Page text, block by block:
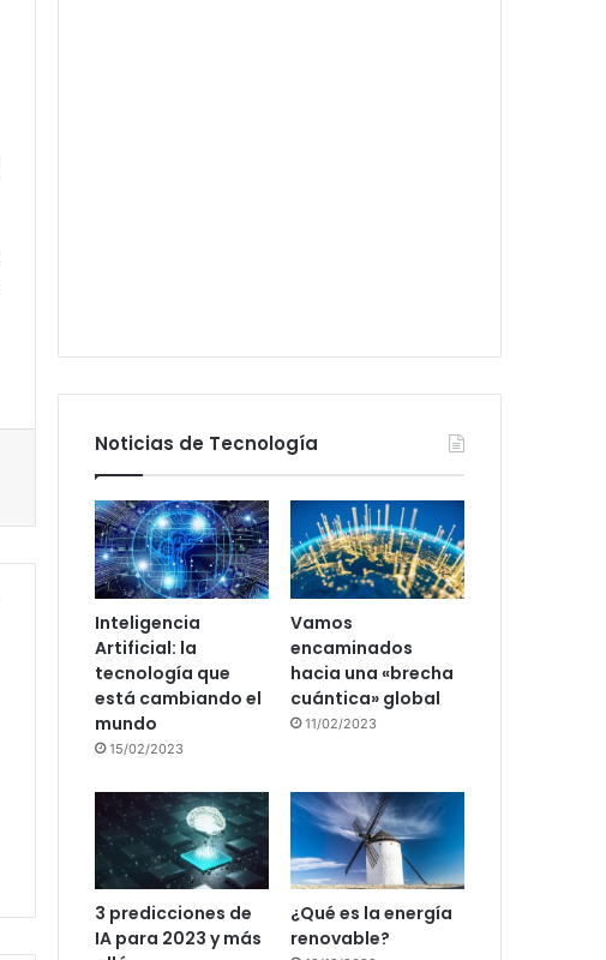
Noticias de Tecnología
Inteligencia
Artificial: la
tecnología que
está cambiando el
mundo
15/02/2023
Vamos
encaminados
hacia una «brecha
cuántica» global
11/02/2023
3 predicciones de
IA para 2023 y más
¿Qué es la energía
renovable?